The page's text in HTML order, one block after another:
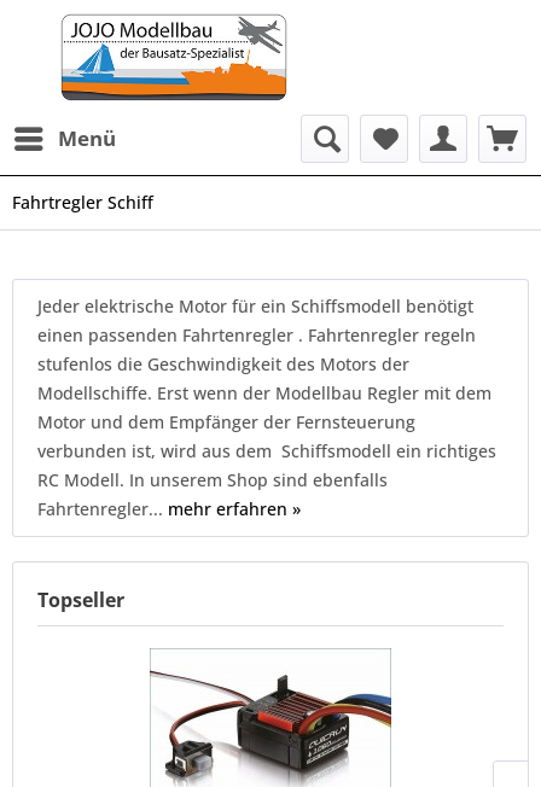
Menü
Fahrtregler Schiff
Jeder elektrische Motor für ein Schiffsmodell benötigt
einen passenden Fahrtenregler . Fahrtenregler regeln
stufenlos die Geschwindigkeit des Motors der
Modellschiffe. Erst wenn der Modellbau Regler mit dem
Motor und dem Empfänger der Fernsteuerung
verbunden ist, wird aus dem Schiffsmodell ein richtiges
RC Modell. In unserem Shop sind ebenfalls
Fahrtenregler... mehr erfahren »
Topseller